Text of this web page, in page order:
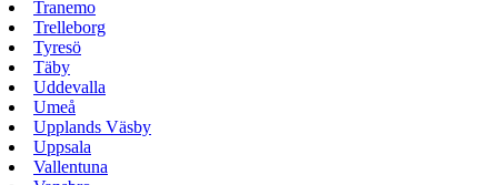
Tranemo
Trelleborg
Tyresö
Täby
Uddevalla
Umeå
Upplands Väsby
Uppsala
Vallentuna